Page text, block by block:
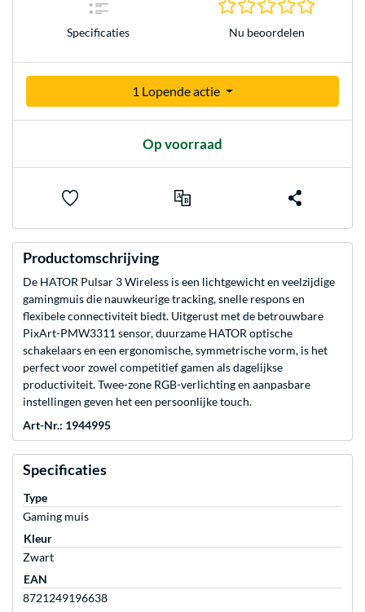
Specificaties Nu beoordelen
1 Lopende actie
Op voorraad
Productomschrijving
De HATOR Pulsar 3 Wireless is een lichtgewicht en veelzijdige
gamingmuis die nauwkeurige tracking, snelle respons en
flexibele connectiviteit biedt. Uitgerust met de betrouwbare
PixArt-PMW3311 sensor, duurzame HATOR optische
schakelaars en een ergonomische, symmetrische vorm, is het
perfect voor zowel competitief gamen als dagelijkse
productiviteit. Twee-zone RGB-verlichting en aanpasbare
instellingen geven het een persoonlijke touch.
Art-Nr.: 1944995
Specificaties
Type
Gaming muis
Kleur
Zwart
EAN
8721249196638